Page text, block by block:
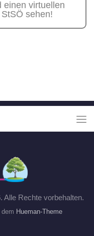
einen virtuellen
sehen!
Alle Rechte vorbehalten.
Hueman-Theme